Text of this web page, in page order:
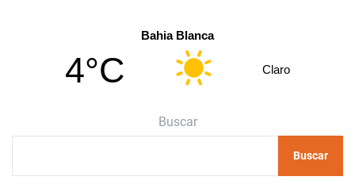
Bahia Blanca
4°C Claro
Buscar
Buscar